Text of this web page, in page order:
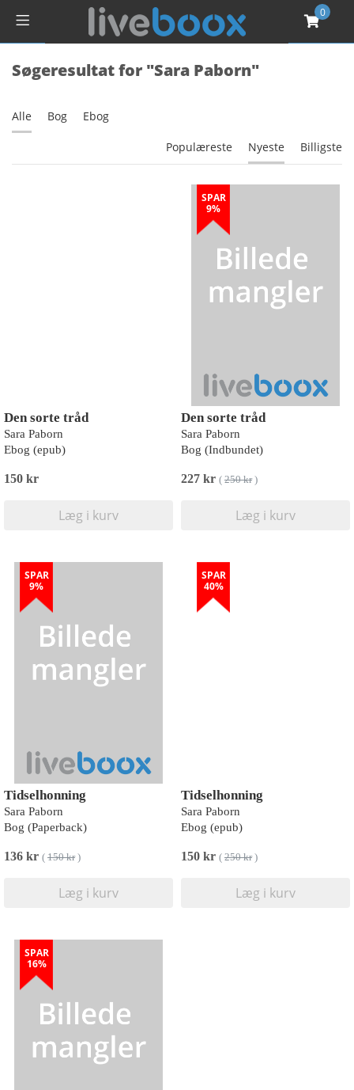
0
Søgeresultat for "Sara Paborn"
Alle Bog Ebog
Populæreste Nyeste Billigste
Den sorte tråd
Sara Paborn
Ebog (epub)
150 kr
Læg i kurv
SPAR
9%
Den sorte tråd
Sara Paborn
Bog (Indbundet)
227 kr ( 250 kr)
Læg i kurv
SPAR
9%
Tidselhonning
Sara Paborn
Bog (Paperback)
136 kr ( 150 kr)
Læg i kurv
SPAR
40%
Tidselhonning
Sara Paborn
Ebog (epub)
150 kr ( 250 kr)
Læg i kurv
SPAR
16%